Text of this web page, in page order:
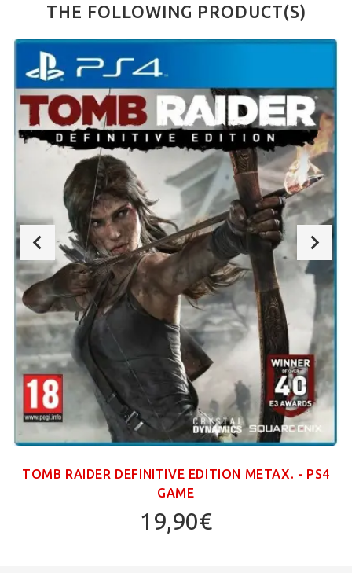
THE FOLLOWING PRODUCT(S)
TOMB RAIDER DEFINITIVE EDITION ΜΕΤΑΧ. - PS4
GAME
19,90€